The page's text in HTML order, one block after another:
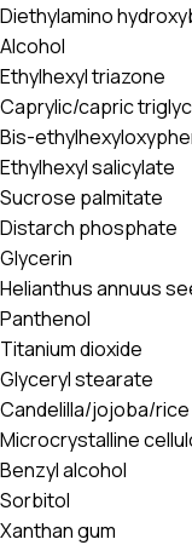
Diethylamino
Alcohol
Ethylhexyl triazone
Caprylic/capric
Bis-
Ethylhexyl salicylate
Sucrose palmitate
Distarch phosphate
Glycerin
Helianthus annuus
Panthenol
Titanium dioxide
Glyceryl stearate
Candelilla/jojoba/
Microcrystalline
Benzyl alcohol
Sorbitol
Xanthan gum